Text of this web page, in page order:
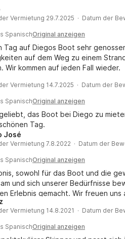
Vermietung 29.7.2025 · Datum der
SpanischOriginal anzeigen
Tag auf Diegos Boot sehr
auf dem Weg zu einem
Wir kommen auf jeden Fall wieder.
Vermietung 14.7.2025 · Datum der
SpanischOriginal anzeigen
das Boot bei Diego zu
Tag.
José
Vermietung 7.8.2022 · Datum der
SpanischOriginal anzeigen
sowohl für das Boot und die
und sich unserer Bedürfnisse
Erlebnis gemacht. Wir freuen
Vermietung 14.8.2021 · Datum der
SpanischOriginal anzeigen